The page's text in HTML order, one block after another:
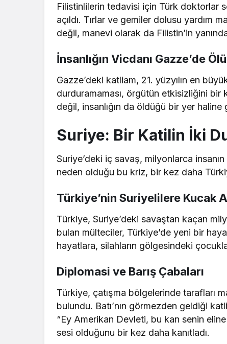
Filistinlilerin tedavisi için Türk doktorlar
açıldı. Tırlar ve gemiler dolusu yardım
değil, manevi olarak da Filistin’in
İnsanlığın Vicdanı Gazze’de
Gazze’deki katliam, 21. yüzyılın en
durduramaması, örgütün etkisizliğini
değil, insanlığın da öldüğü bir yer haline
Suriye: Bir Katilin İki
Suriye’deki iç savaş, milyonlarca
neden olduğu bu kriz, bir kez daha
Türkiye’nin Suriyelilere Kucak
Türkiye, Suriye’deki savaştan kaçan
bulan mülteciler, Türkiye’de yeni bir
hayatlara, silahların gölgesindeki
Diplomasi ve Barış Çabaları
Türkiye, çatışma bölgelerinde tarafları
bulundu. Batı’nın görmezden geldiği
“Ey Amerikan Devleti, bu kan senin eline
sesi olduğunu bir kez daha kanıtladı.